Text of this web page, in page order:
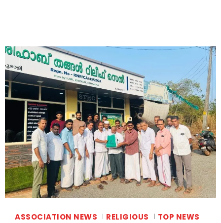
ASSOCIATION NEWS RELIGIOUS TOP NEWS